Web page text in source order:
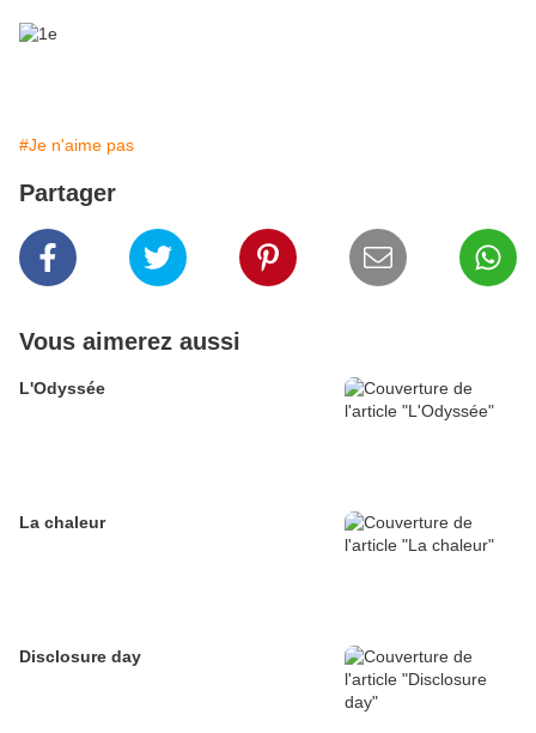
#Je n'aime pas
Partager
Vous aimerez aussi
L'Odyssée
La chaleur
Disclosure day